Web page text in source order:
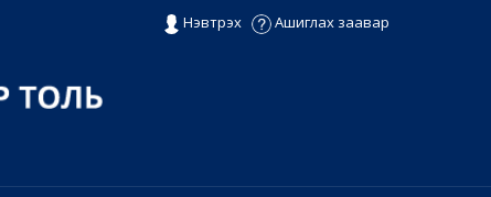
Нэвтрэх Ашиглах заавар